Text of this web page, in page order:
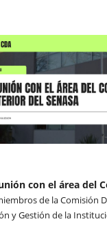
con el área del
de la Comisión
y Gestión de la